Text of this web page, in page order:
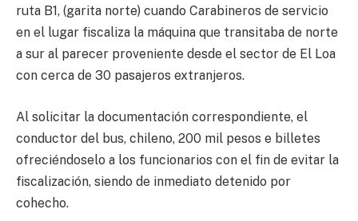
ruta B1, (garita norte) cuando Carabineros de servicio
en el lugar fiscaliza la máquina que transitaba de norte
a sur al parecer proveniente desde el sector de El Loa
con cerca de 30 pasajeros extranjeros.
Al solicitar la documentación correspondiente, el
conductor del bus, chileno, 200 mil pesos e billetes
ofreciéndoselo a los funcionarios con el fin de evitar la
fiscalización, siendo de inmediato detenido por
cohecho.